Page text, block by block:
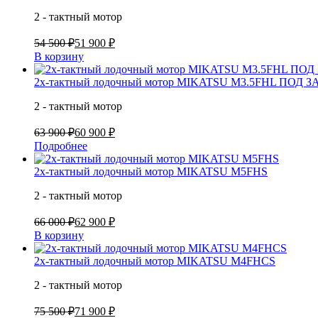
2 - тактный мотор
54 500 ₽51 900 ₽
В корзину
2х-тактный лодочный мотор MIKATSU M3.5FHL ПОД
2 - тактный мотор
63 900 ₽60 900 ₽
Подробнее
2х-тактный лодочный мотор MIKATSU M5FHS
2 - тактный мотор
66 000 ₽62 900 ₽
В корзину
2х-тактный лодочный мотор MIKATSU M4FHCS
2 - тактный мотор
75 500 ₽71 900 ₽